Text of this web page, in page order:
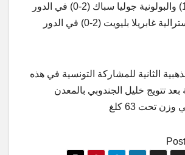
ثمن النهائي (2-1) والبولونية جوليا سباك (2-0) في الدور
ربع النهائي والأسترالية غابريلا بليويت (2-0) في الدور
الثانية للمشاركة التونسية في هذه
بعد تتويج خليل الجندوبي بالمعدن
تحت 63 كلغ